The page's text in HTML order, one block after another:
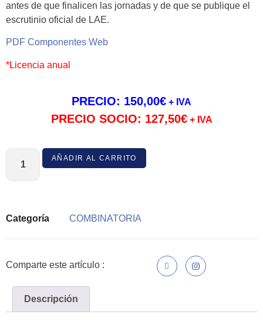
antes de que finalicen las jornadas y de que se publique el
escrutinio oficial de LAE.
PDF Componentes Web
*Licencia anual
PRECIO: 150,00€ + IVA
PRECIO SOCIO: 127,50€+ IVA
AÑADIR AL CARRITO
Categoría COMBINATORIA
Comparte este artículo :
Descripción